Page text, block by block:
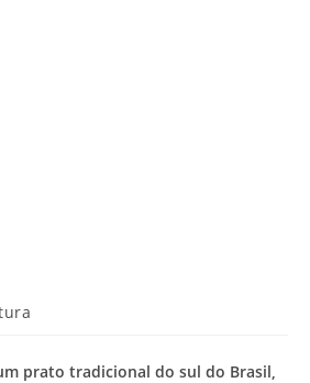
prato tradicional do sul do Brasil,